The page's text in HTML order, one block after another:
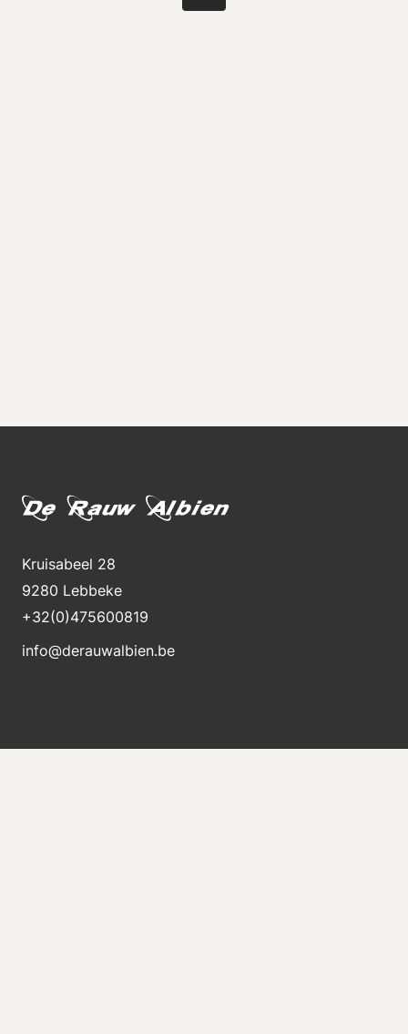
Kruisabeel 28
9280 Lebbeke
+32(0)475600819
info@derauwalbien.be
Blijft op de hoogte van nieuwe voorraad